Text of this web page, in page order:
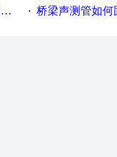
· 桥梁声测管如何固